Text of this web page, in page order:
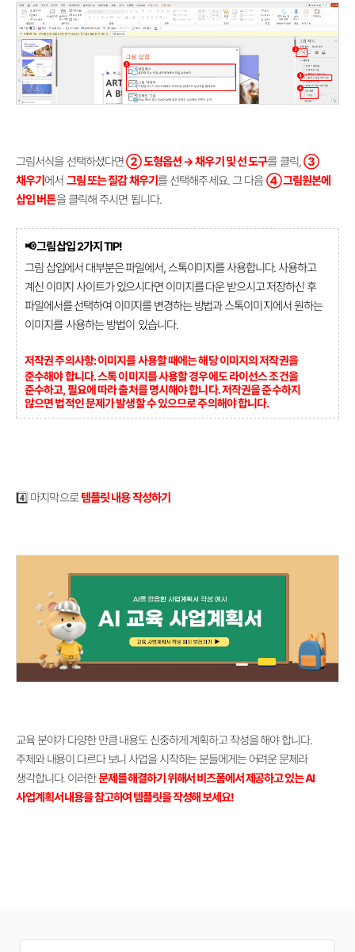
그림서식을 선택하셨다면② 도형옵션 → 채우기 및 선 도구를 클릭,③
채우기 에서 그림 또는 질감 채우기 를 선택해주세요. 그 다음④ 그림원본에
삽입 버튼을 클릭해 주시면 됩니다.
📢 그림 삽입 2가지 TIP!
그림 삽입에서 대부분은 파일에서, 스톡이미지를 사용합니다. 사용하고
계신 이미지 사이트가 있으시다면 이미지를 다운 받으시고 저장하신 후
파일에서를 선택하여 이미지를 변경하는 방법과스톡이미지에서 원하는
이미지를 사용하는 방법이 있습니다.
저작권 주의사항: 이미지를 사용할 때에는 해당 이미지의 저작권을
준수해야 합니다. 스톡 이미지를 사용할 경우에도 라이선스 조건을
준수하고, 필요에 따라 출처를 명시해야 합니다. 저작권을 준수하지
않으면 법적인 문제가 발생할 수 있으므로 주의해야 합니다.
4️⃣ 마지막으로템플릿 내용 작성하기
교육 분야가 다양한 만큼 내용도 신중하게 계획하고 작성을 해야 합니다.
주제와 내용이 다르다 보니 사업을 시작하는 분들에게는 어려운 문제라
생각합니다. 이러한문제를 해결하기 위해서 비즈폼에서 제공하고 있는 AI
사업계획서 내용을 참고하여 템플릿을 작성해 보세요!